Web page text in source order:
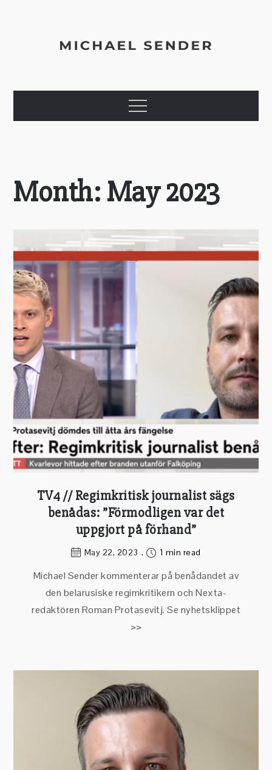
Michael Sender
Menu
Month: May 2023
TV4 // Regimkritisk journalist sägs
benådas: ”Förmodligen var det
uppgjort på förhand”
May 22, 2023 1 min read
Michael Sender kommenterar på benådandet av
den belarusiske regimkritikern och Nexta-
redaktören Roman Protasevitj. Se nyhetsklippet
>>